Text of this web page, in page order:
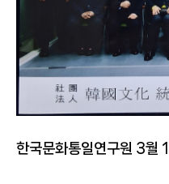
한국문화통일연구원 3월